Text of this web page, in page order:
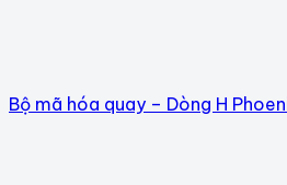
Bộ mã hóa quay – Dòng H